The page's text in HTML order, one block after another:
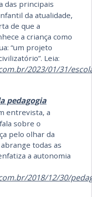
das principais
da atualidade,
de que a
a criança como
“um projeto
Leia:
2023/01/31/
pedagogia
entrevista, a
sobre o
pelo olhar da
todas as
a autonomia
2018/12/30/